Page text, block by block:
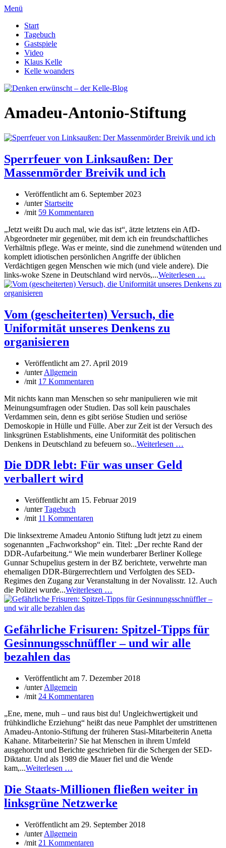
Menü
Start
Tagebuch
Gastspiele
Video
Klaus Kelle
Kelle woanders
Amadeu-Antonio-Stiftung
Sperrfeuer von Linksaußen: Der
Massenmörder Breivik und ich
Veröffentlicht am 6. September 2023
/unter Startseite
/mit 59 Kommentaren
„Jetzt weißt Du auch mal, wie das ist“, ätzte letztens ein AfD-
Abgeordneter mir gegenüber, mit dem ich ein freundschaftliches
Verhältnis pflege. Was er meinte, sind die zunehmend wütenden und
komplett idiotischen persönlichen Angriffe der üblichen
Verdächtigen gegen Menschen wie mich (und viele andere). Die
links-woke Szene in Deutschland wird nervös,...Weiterlesen …
Vom (gescheiterten) Versuch, die
Uniformität unseres Denkens zu
organisieren
Veröffentlicht am 27. April 2019
/unterAllgemein
/mit 17 Kommentaren
Mit nichts kann man Menschen so sehr manipulieren wie mit
Meinungsumfragen oder Studien. Das soll kein pauschales
Verdammen sein, denn es gibt seriöse Studien und seriöse
Demoskopie in Hülle und Fülle. Aber zur Zeit ist der Versuch des
linksgrünen Establishments, eine Uniformität des politischen
Denkens in Deutschland zu befeuern so...Weiterlesen …
Die DDR lebt: Für was unser Geld
verballert wird
Veröffentlicht am 15. Februar 2019
/unterTagebuch
/mit 11 Kommentaren
Die linksextreme Amadeu Antonio Stiftung ludt jetzt zu einem
sogenannten „Fachworkshop“ ein. Titel: „Der rechte Rand der
DDR-Aufarbeitung.“ Wie mein wunderbarer Berliner Kollege
Gunnar Schupelius gestern in der BZ berichtete, verwehrte man
ehemaligen DDR-Bürgerrechtlern und Verfolgten des SED-
Regimes den Zugang zur Veranstaltung in der Novalisstr. 12. Auch
die Polizei wurde...Weiterlesen …
Gefährliche Frisuren: Spitzel-Tipps für
Gesinnungsschnüffler – und wir alle
bezahlen das
Veröffentlicht am 7. Dezember 2018
/unterAllgemein
/mit 24 Kommentaren
„Ene, mene, muh – und raus bist du! Ungleichwertigkeit und
frühkindliche Erziehung“ heißt das neue Pamphlet der umstrittenen
Amadeu-Antonio-Stiftung der früheren Stasi-Mitarbeiterin Anetta
Kahane. Mitarbeiterin? Sie hat Menschen in ihrem Umfeld
ausgehorcht und Berichte geschrieben für die Schergen der SED-
Diktatur. Und als 1989 die Mauer fiel und die Wende
kam,...Weiterlesen …
Die Staats-Millionen fließen weiter in
linksgrüne Netzwerke
Veröffentlicht am 29. September 2018
/unterAllgemein
/mit 21 Kommentaren